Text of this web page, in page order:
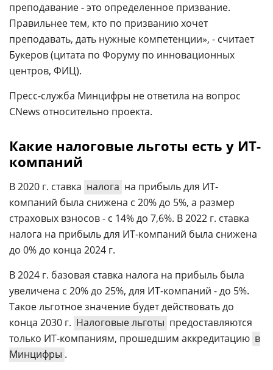
преподавание - это определенное призвание.
Правильнее тем, кто по призванию хочет
преподавать, дать нужные компетенции», - считает
Букеров (цитата по Форуму по инновационных
центров, ФИЦ).
Пресс-служба Минцифры не ответила на вопрос
CNews относительно проекта.
Какие налоговые льготы есть у ИТ-
компаний
В 2020 г. ставка налога на прибыль для ИТ-
компаний была снижена с 20% до 5%, а размер
страховых взносов - с 14% до 7,6%. В 2022 г. ставка
налога на прибыль для ИТ-компаний была снижена
до 0% до конца 2024 г.
В 2024 г. базовая ставка налога на прибыль была
увеличена с 20% до 25%, для ИТ-компаний - до 5%.
Такое льготное значение будет действовать до
конца 2030 г. Налоговые льготы предоставляются
только ИТ-компаниям, прошедшим аккредитацию в
Минцифры .